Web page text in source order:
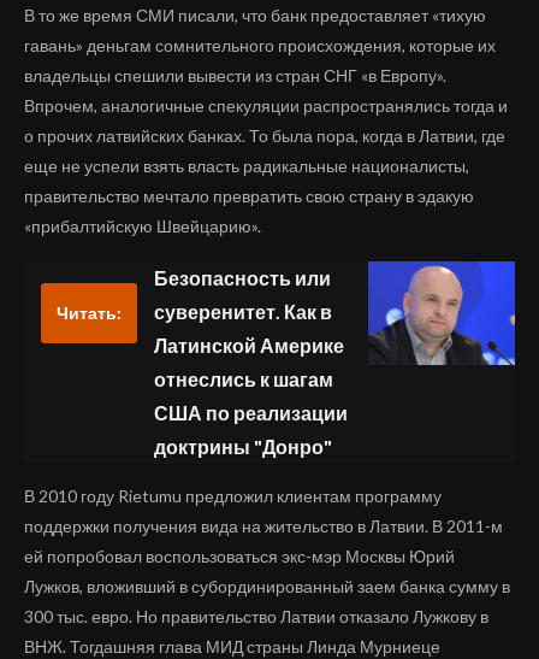
В то же время СМИ писали, что банк предоставляет «тихую
гавань» деньгам сомнительного происхождения, которые их
владельцы спешили вывести из стран СНГ «в Европу».
Впрочем, аналогичные спекуляции распространялись тогда и
о прочих латвийских банках. То была пора, когда в Латвии, где
еще не успели взять власть радикальные националисты,
правительство мечтало превратить свою страну в эдакую
«прибалтийскую Швейцарию».
Читать:
Безопасность или
суверенитет. Как в
Латинской Америке
отнеслись к шагам
США по реализации
доктрины "Донро"
В 2010 году Rietumu предложил клиентам программу
поддержки получения вида на жительство в Латвии. В 2011-м
ей попробовал воспользоваться экс-мэр Москвы Юрий
Лужков, вложивший в субординированный заем банка сумму в
300 тыс. евро. Но правительство Латвии отказало Лужкову в
ВНЖ. Тогдашняя глава МИД страны Линда Мурниеце